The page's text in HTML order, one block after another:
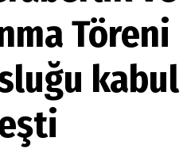
Töreni
kabul